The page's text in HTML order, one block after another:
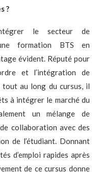
?
le secteur de
formation BTS en
évident. Réputé pour
et l’intégration de
tout au long du cursus, il
à intégrer le marché du
un mélange de
collaboration avec des
de l’étudiant. Donnant
d’emploi rapides après
de ce cursus donne